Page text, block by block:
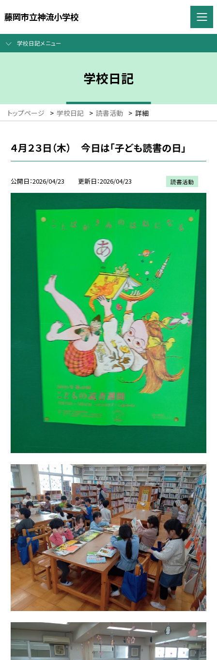
藤岡市立神流小学校
学校日記メニュー
学校日記
トップページ > 学校日記 > 読書活動 > 詳細
４月２３日（木） 今日は「子ども読書の日」
公開日 2026/04/23 更新日 2026/04/23 読書活動